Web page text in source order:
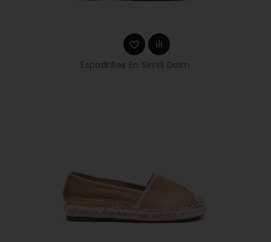
Espadrilles En Simili Daim